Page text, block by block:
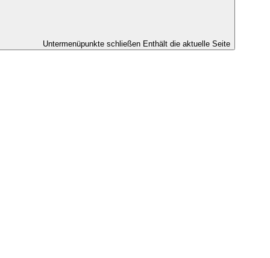
Untermenüpunkte schließen Enthält die aktuelle Seite